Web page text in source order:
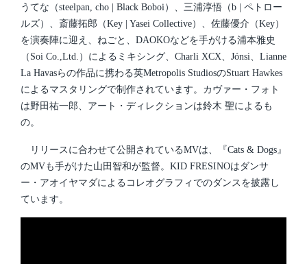
うてな（steelpan, cho | Black Boboi）、三浦淳悟（b | ペトロー
ルズ）、斎藤拓郎（Key | Yasei Collective）、佐藤優介（Key）
を演奏陣に迎え、ねごと、DAOKOなどを手がける浦本雅史
（Soi Co.,Ltd.）によるミキシング、Charli XCX、Jónsi、Lianne
La Havasらの作品に携わる英Metropolis StudiosのStuart Hawkes
によるマスタリングで制作されています。カヴァー・フォト
は野田祐一郎、アート・ディレクションは鈴木 聖によるも
の。
リリースに合わせて公開されているMVは、『Cats & Dogs』
のMVも手がけた山田智和が監督。KID FRESINOはダンサ
ー・アオイヤマダによるコレオグラフィでのダンスを披露し
ています。